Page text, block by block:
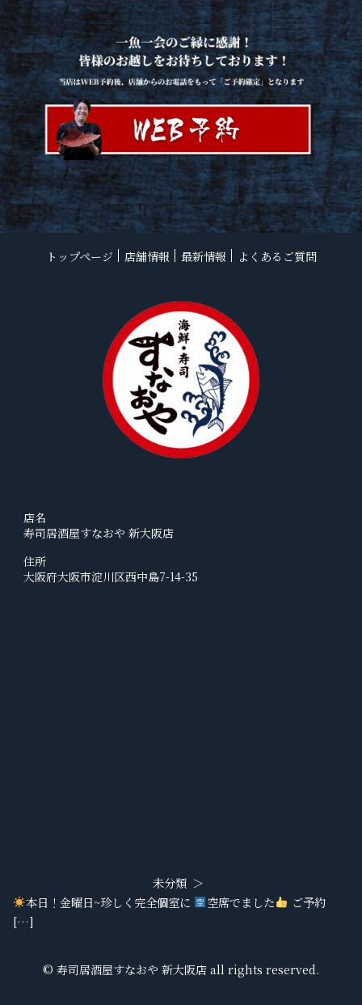
トップページ 店舗情報 最新情報 よくあるご質問
店名
寿司居酒屋すなおや 新大阪店
住所
大阪府大阪市淀川区西中島7-14-35
未分類
本日！金曜日~珍しく完全個室に
空席でました
ご予約
[…]
© 寿司居酒屋すなおや 新大阪店 all rights reserved.